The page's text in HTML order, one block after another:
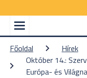
Főoldal
Hírek
Október 14.:
Európa- és